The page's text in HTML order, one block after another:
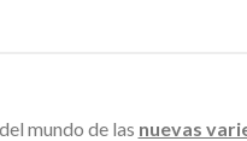
mundo de las nuevas